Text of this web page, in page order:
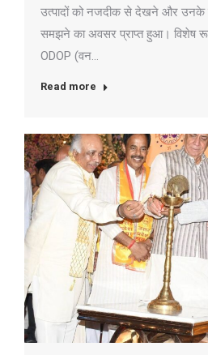
उत्पादों को नजदीक से देखने और उनके
समझने का अवसर प्राप्त हुआ। विशेष
ODOP (वन…
Read more